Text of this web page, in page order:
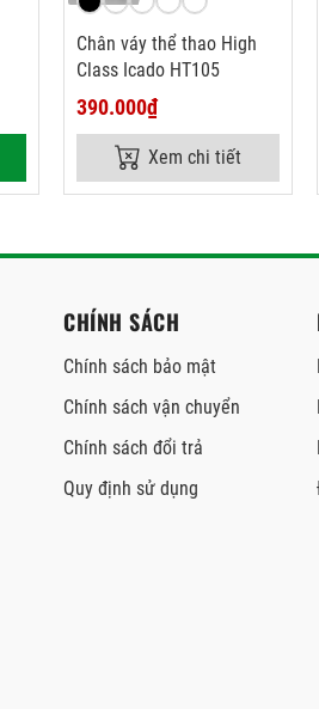
Chân váy thể thao High
Class Icado HT105
390.000₫
Xem chi tiết
CHÍNH SÁCH
Chính sách bảo mật
Chính sách vận chuyển
Chính sách đổi trả
Quy định sử dụng